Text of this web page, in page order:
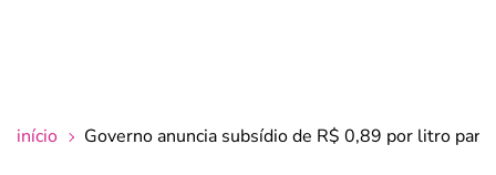
início Governo anuncia subsídio de R$ 0,89 por litro